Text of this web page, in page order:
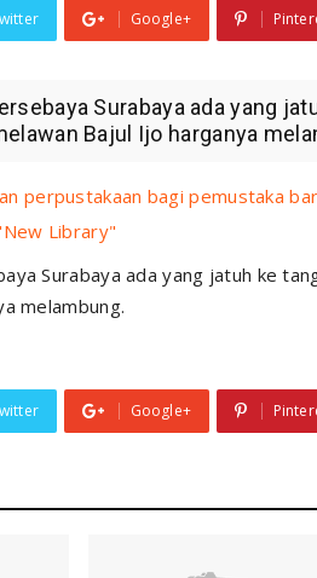
Google+
Surabaya ada yang
Bajul Ijo harganya
perpustakaan bagi pemustaka
Library"
Surabaya ada yang jatuh ke
melambung.
Google+